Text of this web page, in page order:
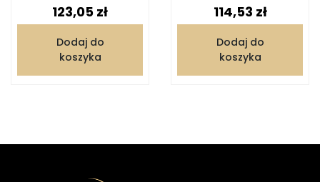
Cena
123,05 zł
Dodaj do
koszyka
Cena
114,53 zł
Dodaj do
koszyka